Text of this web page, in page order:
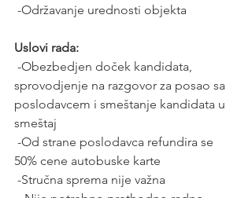
-Održavanje urednosti objekta
Uslovi rada:
sprovodjenje na razgovor za posao sa
poslodavcem i smeštanje kandidata u
smeštaj
50% cene autobuske karte
-Stručna sprema nije važna